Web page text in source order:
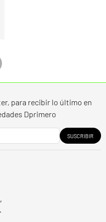
para recibir lo último en
Dprimero
SUSCRIBIR